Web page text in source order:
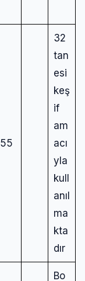
55
32
tan
esi
keş
if
am
acı
yla
kull
anıl
ma
kta
dır
Bo